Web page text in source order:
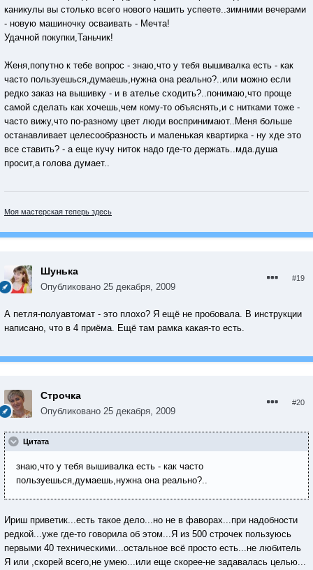
каникулы вы столько всего нового нашить успеете..зимними вечерами
- новую машиночку осваивать - Мечта!
Удачной покупки,Таньчик!
Женя,попутно к тебе вопрос - знаю,что у тебя вышивалка есть - как
часто пользуешься,думаешь,нужна она реально?..или можно если
редко заказ на вышивку - и в ателье сходить?..понимаю,что проще
самой сделать как хочешь,чем кому-то объяснять,и с нитками тоже -
часто вижу,что по-разному цвет люди воспринимают..Меня больше
останавливает целесообразность и маленькая квартирка - ну хде это
все ставить? - а еще кучу ниток надо где-то держать..мда.душа
просит,а голова думает..
Моя мастерская теперь здесь
Шунька
Опубликовано 25 декабря, 2009
#19
А петля-полуавтомат - это плохо? Я ещё не пробовала. В инструкции
написано, что в 4 приёма. Ещё там рамка какая-то есть.
Строчка
Опубликовано 25 декабря, 2009
#20
Цитата
знаю,что у тебя вышивалка есть - как часто
пользуешься,думаешь,нужна она реально?..
Ириш приветик...есть такое дело...но не в фаворах...при надобности
редкой...уже где-то говорила об этом...Я из 500 строчек пользуюсь
первыми 40 техническими...остальное всё просто есть...не любитель
Я или ,скорей всего,не умею...или еще скорее-не задавалась целью...